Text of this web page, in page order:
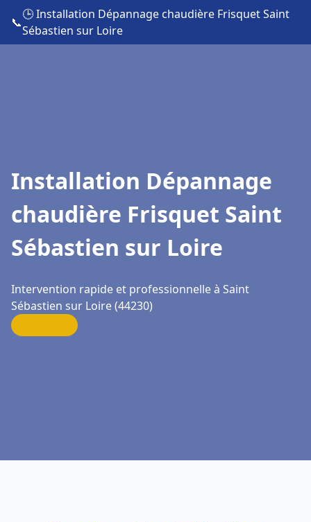
📞
🕒 Installation Dépannage chaudière Frisquet Saint
Sébastien sur Loire
Installation Dépannage
chaudière Frisquet Saint
Sébastien sur Loire
Intervention rapide et professionnelle à Saint
Sébastien sur Loire (44230)